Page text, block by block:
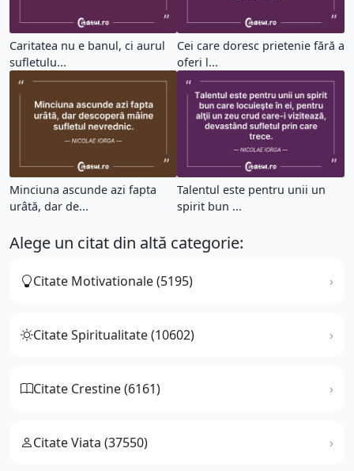
Caritatea nu e banul, ci aurul
sufletulu...
Cei care doresc prietenie fără a
oferi l...
Minciuna ascunde azi fapta
urâtă, dar de...
Talentul este pentru unii un
spirit bun ...
Alege un citat din altă categorie:
Citate Motivationale (5195)
Citate Spiritualitate (10602)
Citate Crestine (6161)
Citate Viata (37550)